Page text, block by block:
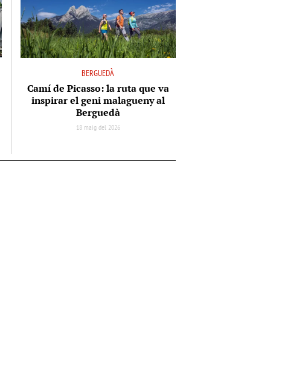
BERGUEDÀ
Camí de Picasso: la ruta que va
inspirar el geni malagueny al
Berguedà
18 maig del 2026